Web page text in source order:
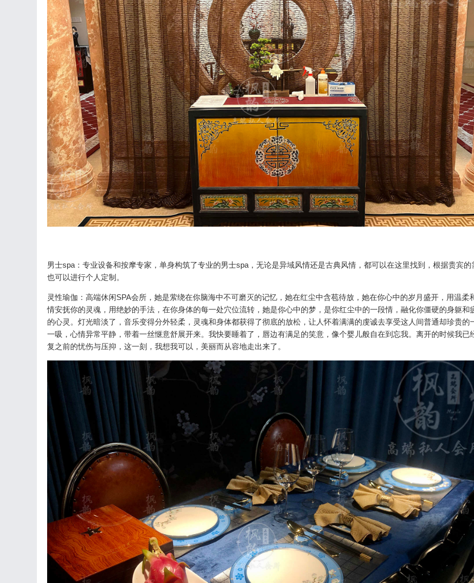
男士spa：专业设备和按摩专家，单身构筑了专业的男士spa，无论是异域风情还是古典风情，都可以在这里找到，根据贵宾的
也可以进行个人定制。
灵性瑜伽：高端休闲SPA会所，她是萦绕在你脑海中不可磨灭的记忆，她在红尘中含苞待放，她在你心中的岁月盛开，用温柔
情安抚你的灵魂，用绝妙的手法，在你身体的每一处穴位流转，她是你心中的梦，是你红尘中的一段情，融化你僵硬的身躯和
的心灵。灯光暗淡了，音乐变得分外轻柔，灵魂和身体都获得了彻底的放松，让人怀着满满的虔诚去享受这人间普通却珍贵的
一吸，心情异常平静，带着一丝惬意舒展开来。我快要睡着了，唇边有满足的笑意，像个婴儿般自在到忘我。离开的时候我已
复之前的忧伤与压抑，这一刻，我想我可以，美丽而从容地走出来了。